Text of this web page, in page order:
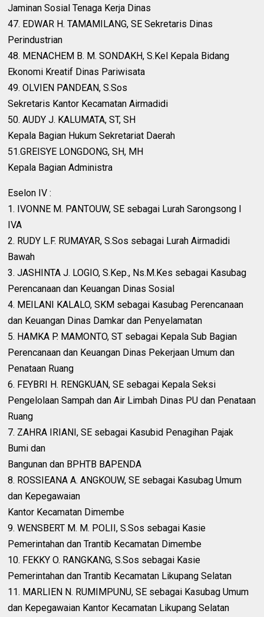
Jaminan Sosial Tenaga Kerja Dinas
47. EDWAR H. TAMAMILANG, SE Sekretaris Dinas
Perindustrian
48. MENACHEM B. M. SONDAKH, S.Kel Kepala Bidang
Ekonomi Kreatif Dinas Pariwisata
49. OLVIEN PANDEAN, S.Sos
Sekretaris Kantor Kecamatan Airmadidi
50. AUDY J. KALUMATA, ST, SH
Kepala Bagian Hukum Sekretariat Daerah
51.GREISYE LONGDONG, SH, MH
Kepala Bagian Administra
Eselon IV :
1. IVONNE M. PANTOUW, SE sebagai Lurah Sarongsong I
IVA
2. RUDY L.F. RUMAYAR, S.Sos sebagai Lurah Airmadidi
Bawah
3. JASHINTA J. LOGIO, S.Kep., Ns.M.Kes sebagai Kasubag
Perencanaan dan Keuangan Dinas Sosial
4. MEILANI KALALO, SKM sebagai Kasubag Perencanaan
dan Keuangan Dinas Damkar dan Penyelamatan
5. HAMKA P. MAMONTO, ST sebagai Kepala Sub Bagian
Perencanaan dan Keuangan Dinas Pekerjaan Umum dan
Penataan Ruang
6. FEYBRI H. RENGKUAN, SE sebagai Kepala Seksi
Pengelolaan Sampah dan Air Limbah Dinas PU dan Penataan
Ruang
7. ZAHRA IRIANI, SE sebagai Kasubid Penagihan Pajak
Bumi dan
Bangunan dan BPHTB BAPENDA
8. ROSSIEANA A. ANGKOUW, SE sebagai Kasubag Umum
dan Kepegawaian
Kantor Kecamatan Dimembe
9. WENSBERT M. M. POLII, S.Sos sebagai Kasie
Pemerintahan dan Trantib Kecamatan Dimembe
10. FEKKY O. RANGKANG, S.Sos sebagai Kasie
Pemerintahan dan Trantib Kecamatan Likupang Selatan
11. MARLIEN N. RUMIMPUNU, SE sebagai Kasubag Umum
dan Kepegawaian Kantor Kecamatan Likupang Selatan